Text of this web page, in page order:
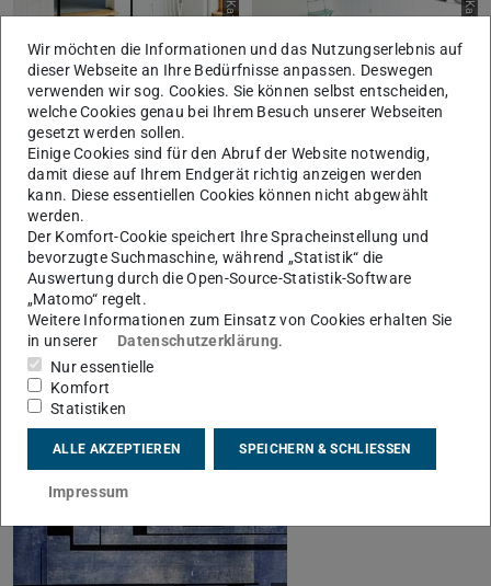
Bild: Katrin Heyer Bild: Katrin Heyer
Bild: Katrin Heyer
Klaus Meier | Galerie
Klaus Meier | Im Mondlicht
Wir möchten die Informationen und das Nutzungserlebnis auf
dieser Webseite an Ihre Bedürfnisse anpassen. Deswegen
verwenden wir sog. Cookies. Sie können selbst entscheiden,
welche Cookies genau bei Ihrem Besuch unserer Webseiten
gesetzt werden sollen.
Einige Cookies sind für den Abruf der Website notwendig,
damit diese auf Ihrem Endgerät richtig anzeigen werden
kann. Diese essentiellen Cookies können nicht abgewählt
werden.
Der Komfort-Cookie speichert Ihre Spracheinstellung und
bevorzugte Suchmaschine, während „Statistik“ die
Auswertung durch die Open-Source-Statistik-Software
„Matomo“ regelt.
Weitere Informationen zum Einsatz von Cookies erhalten Sie
in unserer
Datenschutzerklärung.
Nur essentielle
Komfort
Statistiken
ALLE AKZEPTIEREN SPEICHERN & SCHLIESSEN
Impressum